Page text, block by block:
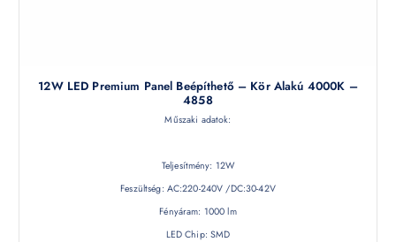
12W LED Premium Panel Beépíthető – Kör Alakú 4000K –
4858
Műszaki adatok:
Teljesítmény: 12W
Feszültség: AC:220-240V /DC:30-42V
Fényáram: 1000 lm
LED Chip: SMD